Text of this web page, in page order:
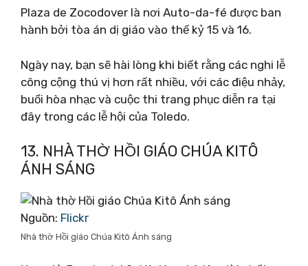
Plaza de Zocodover là nơi Auto-da-fé được ban
hành bởi tòa án dị giáo vào thế kỷ 15 và 16.
Ngày nay, bạn sẽ hài lòng khi biết rằng các nghi lễ
công cộng thú vị hơn rất nhiều, với các điệu nhảy,
buổi hòa nhạc và cuộc thi trang phục diễn ra tại
đây trong các lễ hội của Toledo.
13. NHÀ THỜ HỒI GIÁO CHÚA KITÔ
ÁNH SÁNG
Nguồn: Flickr
Nhà thờ Hồi giáo Chúa Kitô Ánh sáng